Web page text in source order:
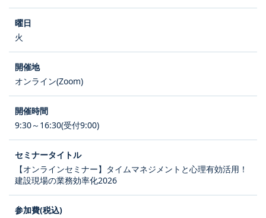
火
オンライン(Zoom)
9:30～16:30(受付9:00)
【オンラインセミナー】タイムマネジメントと心理有効活用！
建設現場の業務効率化2026